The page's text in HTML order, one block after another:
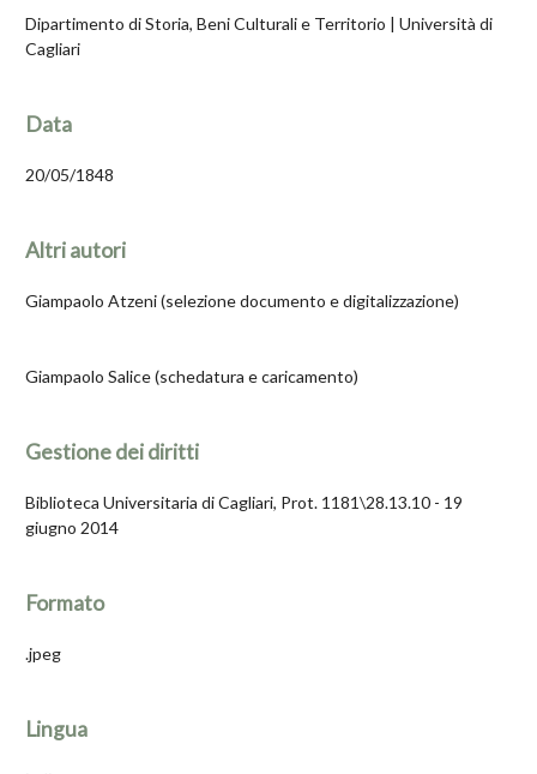
Dipartimento di Storia, Beni Culturali e Territorio | Università di
Cagliari
Data
20/05/1848
Altri autori
Giampaolo Atzeni (selezione documento e digitalizzazione)
Giampaolo Salice (schedatura e caricamento)
Gestione dei diritti
Biblioteca Universitaria di Cagliari, Prot. 1181\28.13.10 - 19
giugno 2014
Formato
.jpeg
Lingua